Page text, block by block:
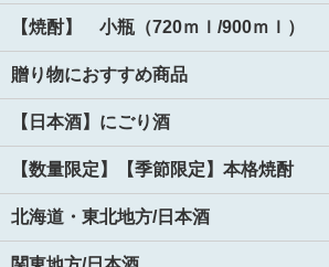
【焼酎】 小瓶（720ｍｌ/900ｍｌ）
贈り物におすすめ商品
【日本酒】にごり酒
【数量限定】【季節限定】本格焼酎
北海道・東北地方/日本酒